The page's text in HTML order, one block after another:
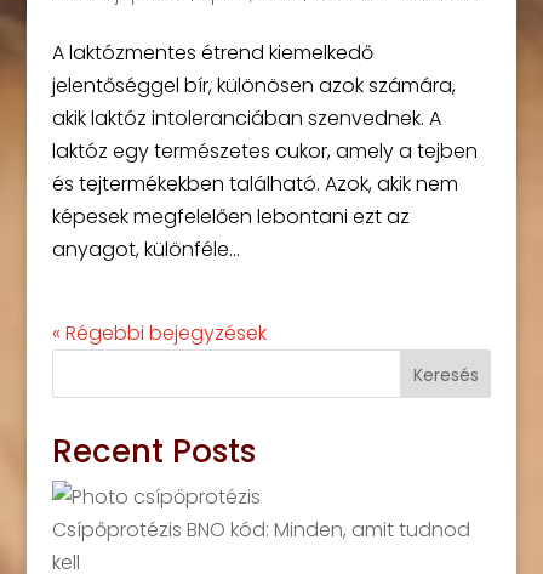
A laktózmentes étrend kiemelkedő
jelentőséggel bír, különösen azok számára,
akik laktóz intoleranciában szenvednek. A
laktóz egy természetes cukor, amely a tejben
és tejtermékekben található. Azok, akik nem
képesek megfelelően lebontani ezt az
anyagot, különféle...
« Régebbi bejegyzések
Keresés
Recent Posts
Csípőprotézis BNO kód: Minden, amit tudnod
kell